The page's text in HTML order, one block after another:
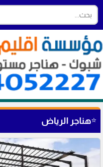
⭐هناجر الرياض